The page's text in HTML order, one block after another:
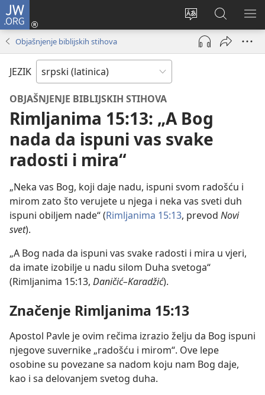
JW.ORG
Promeni
jezik
sajta
Prijava
(otvara
prozor)
Pretraga
sajta
JW.ORG
Objašnjenje biblijskih stihova
JEZIK
OBJAŠNJENJE BIBLIJSKIH STIHOVA
Rimljanima 15:13: „A Bog
nada da ispuni vas svake
radosti i mira“
„Neka vas Bog, koji daje nadu, ispuni svom radošću i
mirom zato što verujete u njega i neka vas sveti duh
ispuni obiljem nade“ (Rimljanima 15:13, prevod Novi
svet).
„A Bog nada da ispuni vas svake radosti i mira u vjeri,
da imate izobilje u nadu silom Duha svetoga“
(Rimljanima 15:13, Daničić–Karadžić).
Značenje Rimljanima 15:13
Apostol Pavle je ovim rečima izrazio želju da Bog ispuni
njegove suvernike „radošću i mirom“. Ove lepe
osobine su povezane sa nadom koju nam Bog daje,
kao i sa delovanjem svetog duha.